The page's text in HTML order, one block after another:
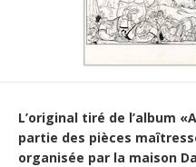
L’original tiré de l’album
partie des pièces
organisée par la maison